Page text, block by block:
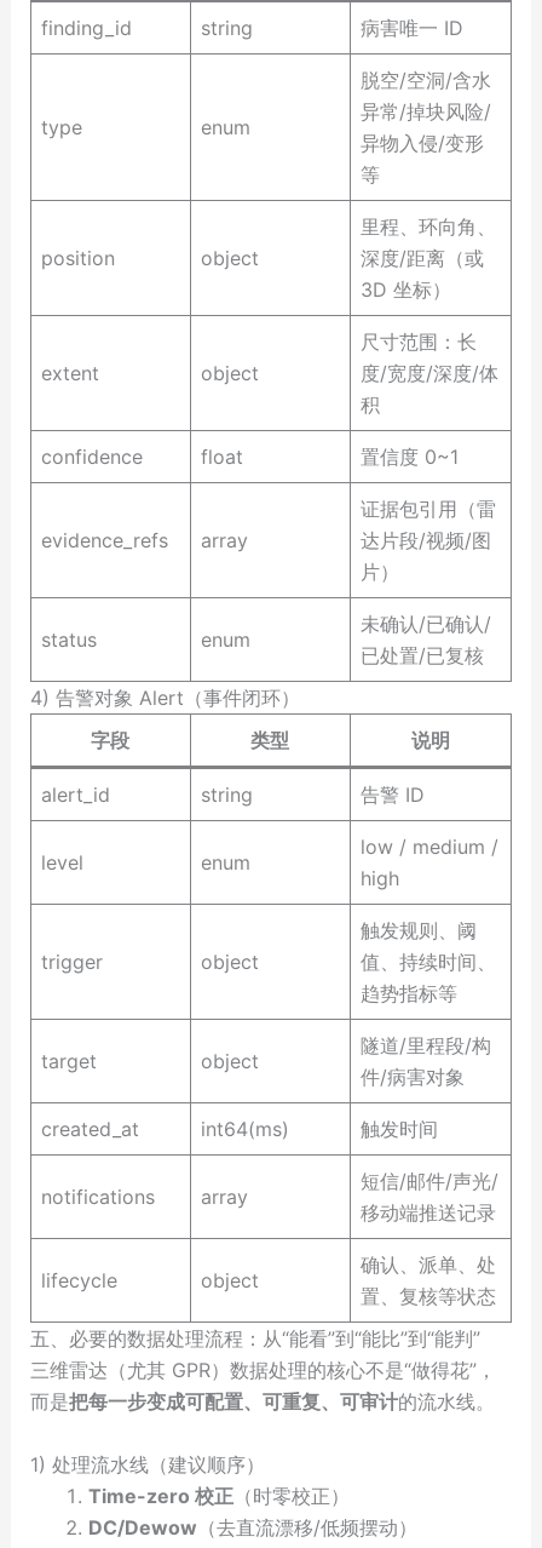
finding_id string 病害唯一 ID
type enum
脱空/空洞/含水
异常/掉块风险/
异物入侵/变形
等
position object
里程、环向角、
深度/距离（或
3D 坐标）
extent object
尺寸范围：长
度/宽度/深度/体
积
confidence float 置信度 0~1
evidence_refs array
证据包引用（雷
达片段/视频/图
片）
status enum
未确认/已确认/
已处置/已复核
4) 告警对象 Alert（事件闭环）
字段
类型 说明
alert_id string 告警 ID
level enum
low / medium /
high
trigger object
触发规则、阈
值、持续时间、
趋势指标等
target object
隧道/里程段/构
件/病害对象
created_at int64(ms) 触发时间
notifications array
短信/邮件/声光/
移动端推送记录
lifecycle object
确认、派单、处
置、复核等状态
五、必要的数据处理流程：从“能看”到“能比”到“能判”
三维雷达（尤其 GPR）数据处理的核心不是“做得花”，
而是把每一步变成可配置、可重复、可审计的流水线。
1) 处理流水线（建议顺序）
Time-zero 校正（时零校正）
DC/Dewow （去直流漂移/低频摆动）